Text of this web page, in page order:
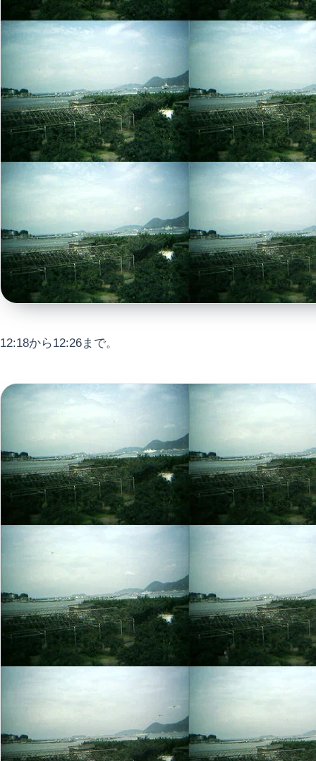
12:18から12:26まで。